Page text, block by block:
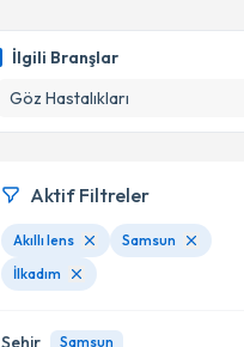
İlgili Branşlar
Göz Hastalıkları
Aktif Filtreler
Akıllı lens
Samsun
İlkadım
Şehir Samsun